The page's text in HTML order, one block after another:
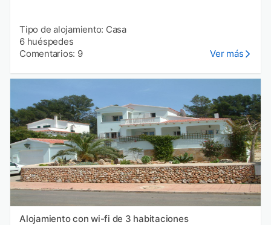
Tipo de alojamiento: Casa
6 huéspedes
Comentarios: 9
Ver más
Alojamiento con wi-fi de 3 habitaciones